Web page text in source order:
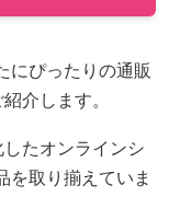
にぴったりの通販
介します。
たオンラインシ
を取り揃えていま